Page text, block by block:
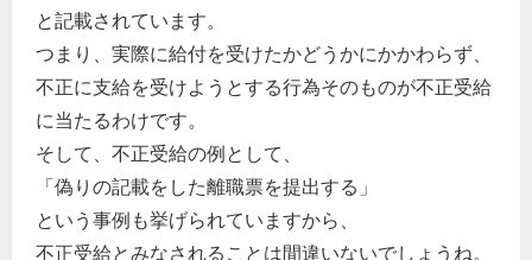
と記載されています。
つまり、実際に給付を受けたかどうかにかかわらず、
不正に支給を受けようとする行為そのものが不正受給
に当たるわけです。
そして、不正受給の例として、
「偽りの記載をした離職票を提出する」
という事例も挙げられていますから、
不正受給とみなされることは間違いないでしょうね。